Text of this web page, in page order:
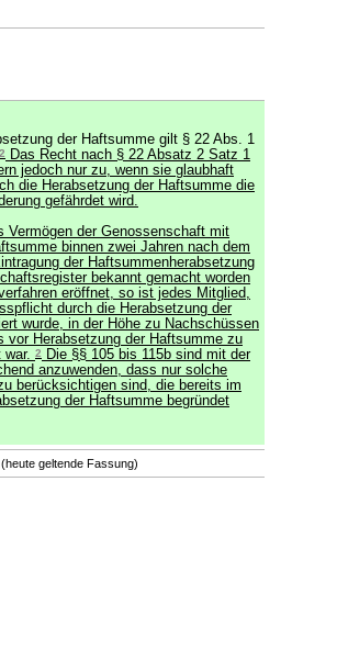
der Haftsumme gilt § 22 Abs. 1
2
Das Recht nach § 22 Absatz 2 Satz 1
jedoch nur zu, wenn sie glaubhaft
die Herabsetzung der Haftsumme die
gefährdet wird.
Vermögen der Genossenschaft mit
binnen zwei Jahren nach dem
der Haftsummenherabsetzung
bekannt gemacht worden
eröffnet, so ist jedes Mitglied,
durch die Herabsetzung der
wurde, in der Höhe zu Nachschüssen
vor Herabsetzung der Haftsumme zu
war. 2
Die §§ 105 bis 115b sind mit der
anzuwenden, dass nur solche
berücksichtigen sind, die bereits im
der Haftsumme begründet
(heute geltende Fassung)